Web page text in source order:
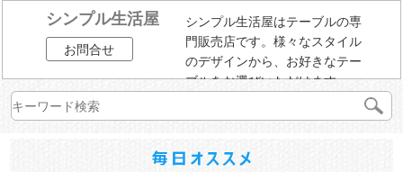
シンプル生活屋
お問合せ
シンプル生活屋はテーブルの専
門販売店です。様々なスタイル
のデザインから、お好きなテー
ブルをお選びいただけます。